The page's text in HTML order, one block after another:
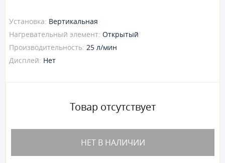
Установка: Вертикальная
Нагревательный элемент: Открытый
Производительность: 25 л/мин
Дисплей: Нет
Товар отсутствует
НЕТ В НАЛИЧИИ